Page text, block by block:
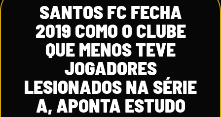
SANTOS FC FECHA
2019 COMO O CLUBE
QUE MENOS TEVE
JOGADORES
LESIONADOS NA SÉRIE
A, APONTA ESTUDO